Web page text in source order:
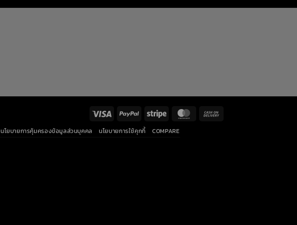
Visa PayPal Stripe MasterCard
นโยบายการคุ้มครองข้อมูลส่วนบุคคล นโยบายการใช้คุกกี้ COMPARE